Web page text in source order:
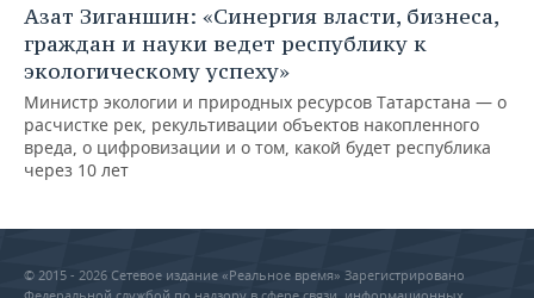
Азат Зиганшин: «Синергия власти, бизнеса,
граждан и науки ведет республику к
экологическому успеху»
Министр экологии и природных ресурсов Татарстана — о
расчистке рек, рекультивации объектов накопленного
вреда, о цифровизации и о том, какой будет республика
через 10 лет
© 2015 - 2026 Сетевое издание «Реальное время» Зарегистрировано